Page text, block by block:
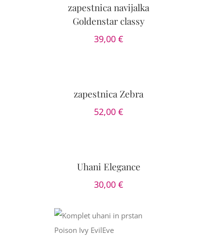
zapestnica navijalka
Goldenstar classy
39,00 €
DETAILSzapestnica Zebra
52,00 €
DETAILSUhani Elegance
30,00 €